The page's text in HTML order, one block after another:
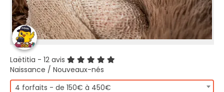
Laëtitia - 12 avis
Naissance / Nouveaux-nés
4 forfaits - de 150€ à 450€